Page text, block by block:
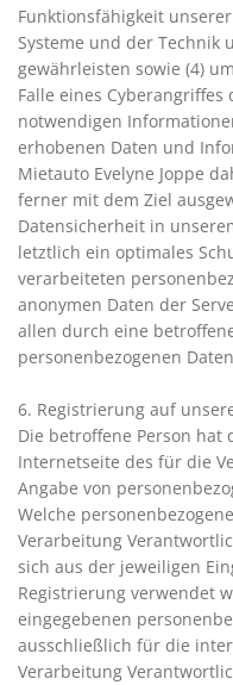
Funktionsfähigkeit
Systeme und der Technik
gewährleisten sowie (4)
Falle eines
notwendigen
erhobenen Daten und
Mietauto Evelyne Joppe
ferner mit dem Ziel
Datensicherheit in
letztlich ein optimales
verarbeiteten
anonymen Daten der
allen durch eine
personenbezogenen
6. Registrierung auf
Die betroffene Person
Internetseite des für die
Angabe von
Welche
Verarbeitung
sich aus der jeweiligen
Registrierung verwendet
eingegebenen
ausschließlich für die
Verarbeitung